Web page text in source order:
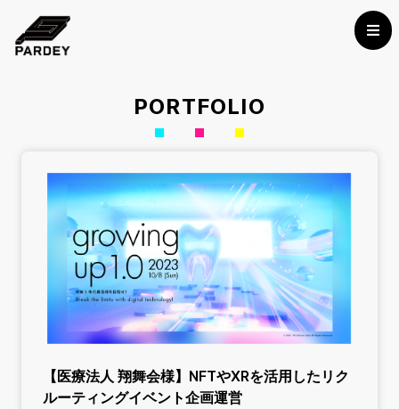
PORTFOLIO
【医療法人 翔舞会様】NFTやXRを活用したリク
ルーティングイベント企画運営